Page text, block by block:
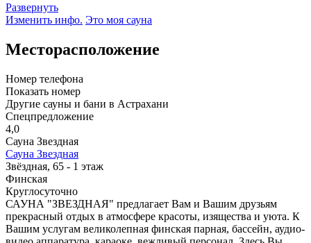
Развернуть
Изменить инфо. Это моя сауна
Месторасположение
Номер телефона
Показать номер
Другие сауны и бани в Астрахани
Спецпредложение
4,0
Сауна Звездная
Сауна Звездная
Звёздная, 65 - 1 этаж
Финская
Круглосуточно
САУНА "ЗВЕЗДНАЯ" предлагает Вам и Вашим друзьям
прекрасный отдых в атмосфере красоты, изящества и уюта. К
Вашим услугам великолепная финская парная, бассейн, аудио-